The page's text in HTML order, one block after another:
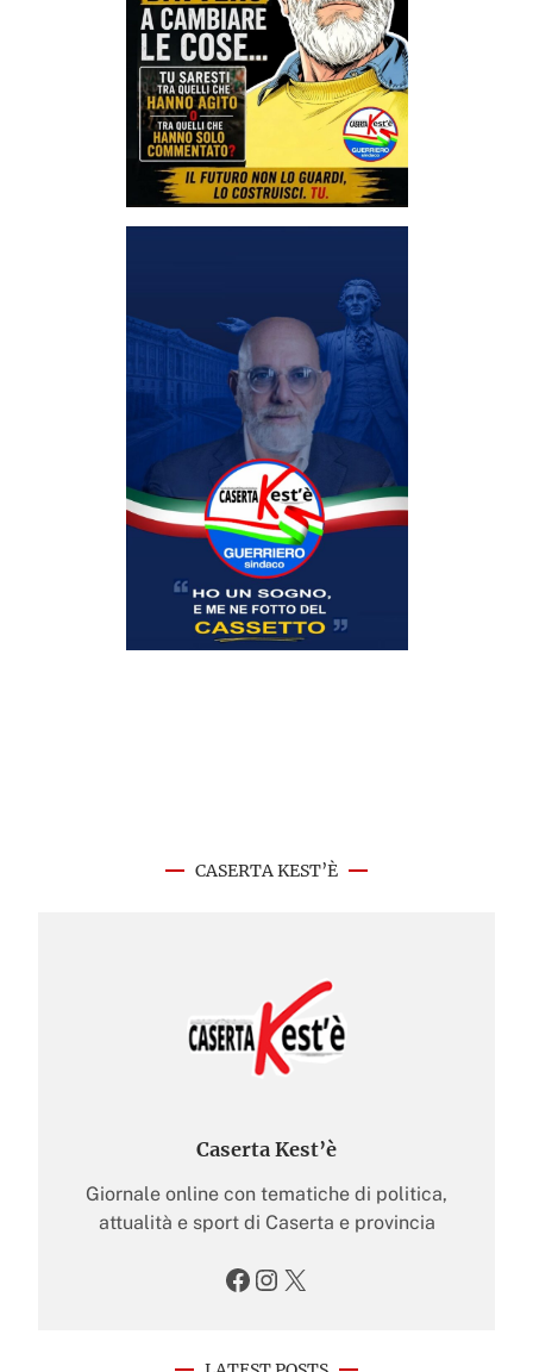
CASERTA KEST’È
Caserta Kest’è
Giornale online con tematiche di politica,
attualità e sport di Caserta e provincia
Facebook Instagram X